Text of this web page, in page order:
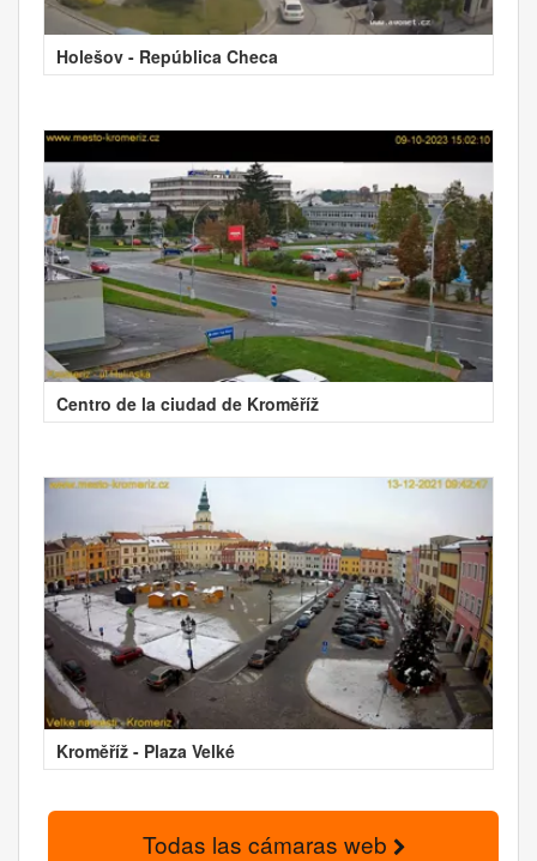
Holešov - República Checa
Centro de la ciudad de Kroměříž
Kroměříž - Plaza Velké
Todas las cámaras web